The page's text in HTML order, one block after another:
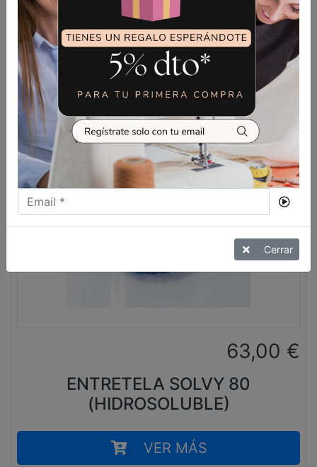
200M)
VER MÁS
63,00 €
ENTRETELA SOLVY 80
(HIDROSOLUBLE)
VER MÁS
Cerrar